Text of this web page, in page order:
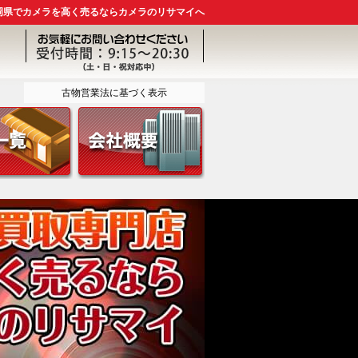
県でカメラを高く売るならカメラのリサマイへ
古物営業法に基づく表示